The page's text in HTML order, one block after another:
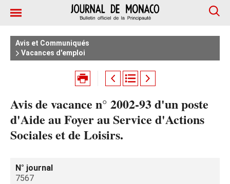
Avis et Communiqués
Vacances d'emploi
Avis de vacance n° 2002-93 d'un poste
d'Aide au Foyer au Service d'Actions
Sociales et de Loisirs.
N° journal
7567